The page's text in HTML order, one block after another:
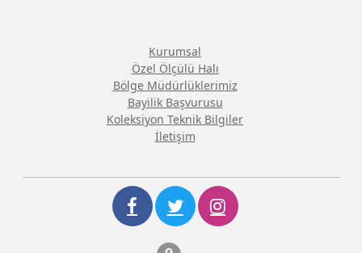
Kurumsal
Özel Ölçülü Halı
Bölge Müdürlüklerimiz
Bayilik Başvurusu
Koleksiyon Teknik Bilgiler
İletişim